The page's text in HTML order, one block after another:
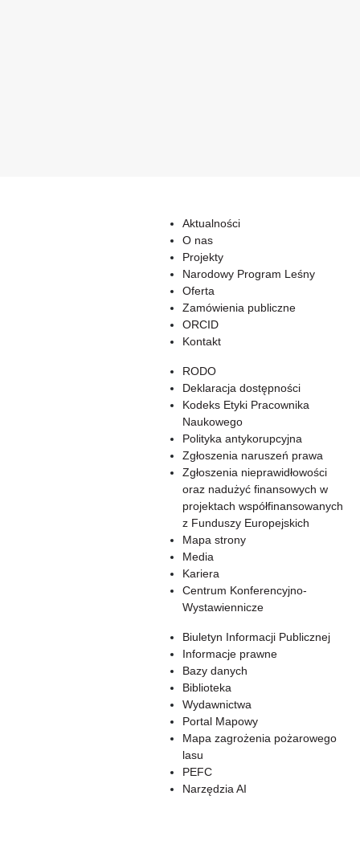
Aktualności
O nas
Projekty
Narodowy Program Leśny
Oferta
Zamówienia publiczne
ORCID
Kontakt
RODO
Deklaracja dostępności
Kodeks Etyki Pracownika
Naukowego
Polityka antykorupcyjna
Zgłoszenia naruszeń prawa
Zgłoszenia nieprawidłowości
oraz nadużyć finansowych w
projektach współfinansowanych
z Funduszy Europejskich
Mapa strony
Media
Kariera
Centrum Konferencyjno-
Wystawiennicze
Biuletyn Informacji Publicznej
Informacje prawne
Bazy danych
Biblioteka
Wydawnictwa
Portal Mapowy
Mapa zagrożenia pożarowego
lasu
PEFC
Narzędzia AI